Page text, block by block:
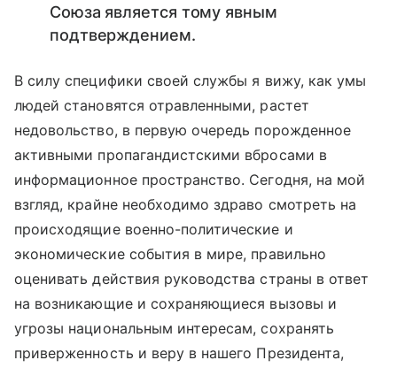
Союза является тому явным
подтверждением.
В силу специфики своей службы я вижу, как умы
людей становятся отравленными, растет
недовольство, в первую очередь порожденное
активными пропагандистскими вбросами в
информационное пространство. Сегодня, на мой
взгляд, крайне необходимо здраво смотреть на
происходящие военно-политические и
экономические события в мире, правильно
оценивать действия руководства страны в ответ
на возникающие и сохраняющиеся вызовы и
угрозы национальным интересам, сохранять
приверженность и веру в нашего Президента,